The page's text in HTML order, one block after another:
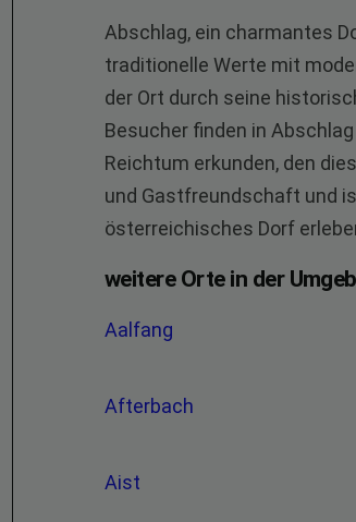
Abschlag, ein charmantes
traditionelle Werte mit
der Ort durch seine
Besucher finden in
Reichtum erkunden, den
und Gastfreundschaft und
österreichisches Dorf
weitere Orte in der
Aalfang
Afterbach
Aist